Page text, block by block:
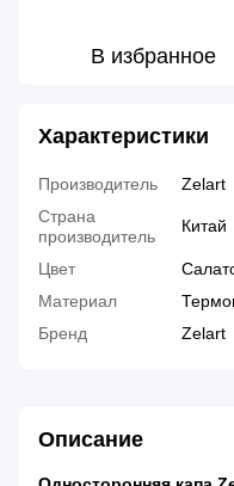
В избранное
Характеристики
Производитель
Zelart
Страна
производитель
Китай
Цвет
Материал
Бренд
Zelart
Описание